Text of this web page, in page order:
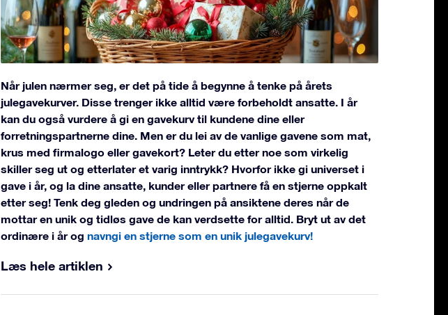
Når julen nærmer seg, er det på tide å begynne å tenke på årets
julegavekurver. Disse trenger ikke alltid være forbeholdt ansatte. I år
kan du også vurdere å gi en gavekurv til kundene dine eller
forretningspartnerne dine. Men er du lei av de vanlige gavene som mat,
krus med firmalogo eller gavekort? Leter du etter noe som virkelig
skiller seg ut og etterlater et varig inntrykk? Hvorfor ikke gi universet i
gave i år, og la dine ansatte, kunder eller partnere få en stjerne oppkalt
etter seg! Tenk deg gleden og undringen på ansiktene deres når de
mottar en unik og tidløs gave de kan verdsette for alltid. Bryt ut av det
ordinære i år og navngi en stjerne som en unik julegavekurv!
Læs hele artiklen